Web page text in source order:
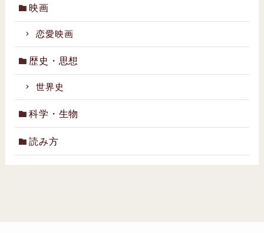
映画
恋愛映画
歴史・思想
世界史
科学・生物
読み方